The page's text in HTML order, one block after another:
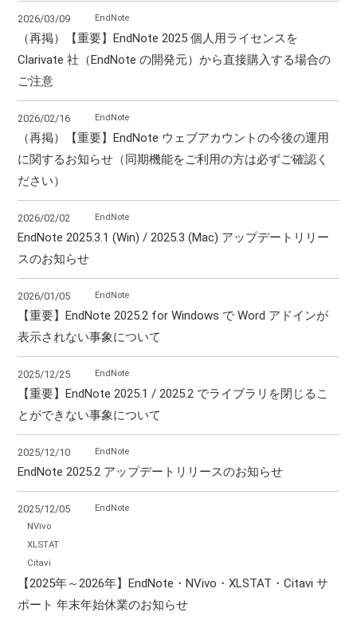
2026/03/09 EndNote
（再掲）【重要】EndNote 2025 個人用ライセンスを
Clarivate 社（EndNote の開発元）から直接購入する場合の
ご注意
2026/02/16 EndNote
（再掲）【重要】EndNote ウェブアカウントの今後の運用
に関するお知らせ（同期機能をご利用の方は必ずご確認く
ださい）
2026/02/02 EndNote
EndNote 2025.3.1 (Win) / 2025.3 (Mac) アップデートリリー
スのお知らせ
2026/01/05 EndNote
【重要】EndNote 2025.2 for Windows で Word アドインが
表示されない事象について
2025/12/25 EndNote
【重要】EndNote 2025.1 / 2025.2 でライブラリを閉じるこ
とができない事象について
2025/12/10 EndNote
EndNote 2025.2 アップデートリリースのお知らせ
2025/12/05
EndNote
NVivo
XLSTAT
Citavi
【2025年～2026年】EndNote・NVivo・XLSTAT・Citavi サ
ポート 年末年始休業のお知らせ